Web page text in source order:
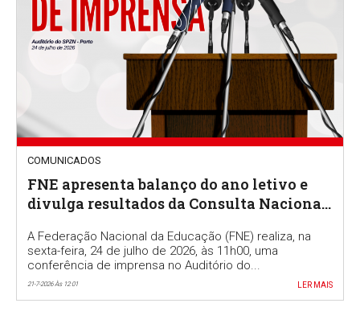
COMUNICADOS
FNE apresenta balanço do ano letivo e
divulga resultados da Consulta Nacional
A Federação Nacional da Educação (FNE) realiza, na
sexta-feira, 24 de julho de 2026, às 11h00, uma
conferência de imprensa no Auditório do...
21-7-2026 Às 12:01 LER MAIS